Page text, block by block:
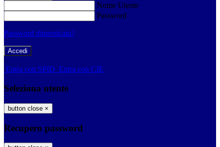
Nome Utente
Password
Password dimenticata?
-
Entra con SPID Entra con CIE
Seleziona utente
button close ×
Recupero password